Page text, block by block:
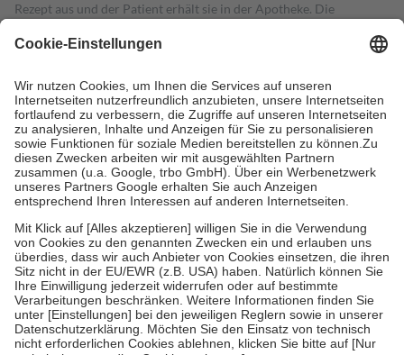
Rezept aus und der Patient erhält sie in der Apotheke. Die
Kosten dafür, der Versicherte trägt einen Teil davon als Zuzahlung
Grundsätzlich leisten Mitglieder Zuzahlungen in Höhe von zehn
Prozent des Abgabepreises,mindestensjedochfünf Euround
höchstens zehn Euro.Es sind jedoch nie mehr als die tatsächlichen
Kosten der Leistung zu entrichten.
Diese Regeln gelten grundsätzlich auch für Online-Apotheken.
Bei Heilmitteln und häuslicher Krankenpflege beträgt die
Zuzahlung zehn Prozent der Kosten sowie zehn Euro je
Um das Engagement der Versicherten für ihre eigene Gesundheit zu
stärken und die besondere Stellung der Familie zu unterstützen,
fallenkeine Zuzahlungen an bei:
• Kindern und Jugendlichen bis zum vollendeten 18. Lebensjahr
mit Ausnahme der Fahrkosten
• Untersuchungen zur Vorsorge und Früherkennung, die von der
GKV getragen werden